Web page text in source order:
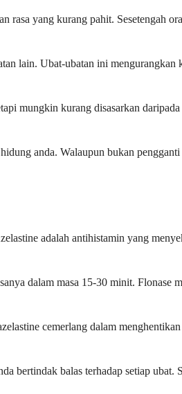
rasa yang kurang pahit. Sesetengah
lain. Ubat-ubatan ini mengurangkan
mungkin kurang disasarkan
anda. Walaupun bukan
adalah antihistamin yang
dalam masa 15-30 minit. Flonase
cemerlang dalam
bertindak balas terhadap setiap ubat.